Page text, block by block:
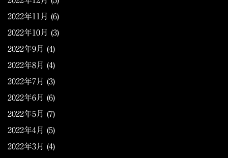
2022年11月 (6)
2022年10月 (3)
2022年9月 (4)
2022年8月 (4)
2022年7月 (3)
2022年6月 (6)
2022年5月 (7)
2022年4月 (5)
2022年3月 (4)